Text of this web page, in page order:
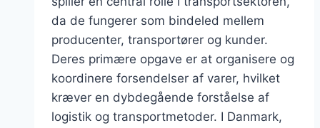
da de fungerer som bindeled mellem
producenter, transportører og kunder.
Deres primære opgave er at organisere og
koordinere forsendelser af varer, hvilket
kræver en dybdegående forståelse af
logistik og transportmetoder. I Danmark,